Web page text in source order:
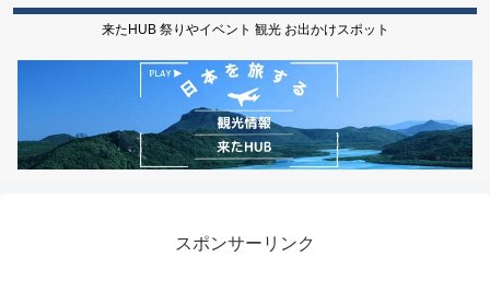
来たHUB 祭りやイベント 観光 お出かけスポット
スポンサーリンク